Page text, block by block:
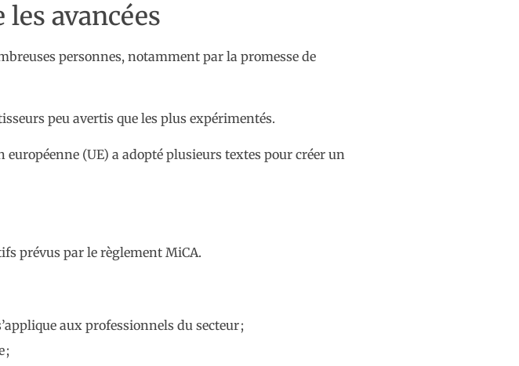
avancées
personnes, notamment par la promesse de
peu avertis que les plus expérimentés.
(UE) a adopté plusieurs textes pour créer un
prévus par le règlement MiCA.
aux professionnels du secteur ;
;